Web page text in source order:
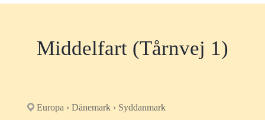
Middelfart (Tårnvej 1)
Europa › Dänemark › Syddanmark